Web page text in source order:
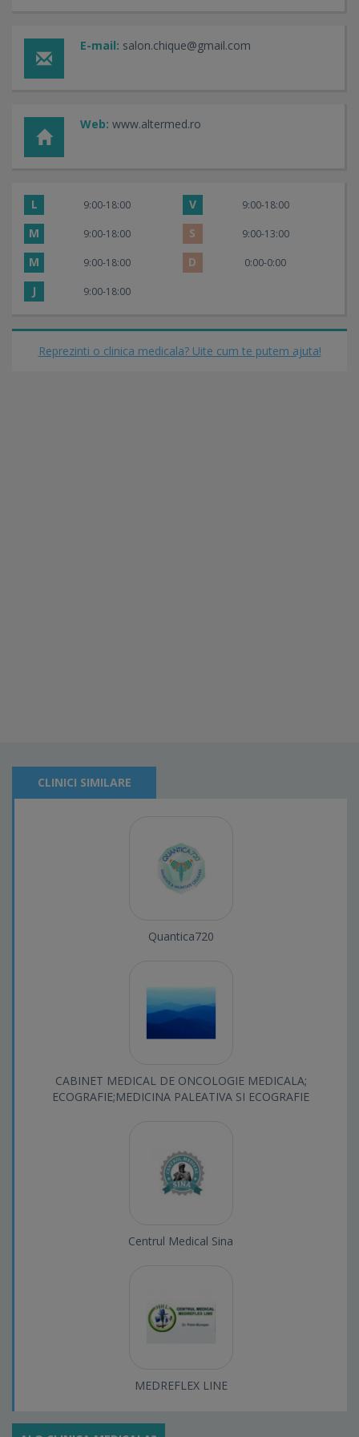
E-mail: salon.chique@gmail.com
Web: www.altermed.ro
L 9:00-18:00 V 9:00-18:00
M 9:00-18:00 S 9:00-13:00
M 9:00-18:00 D 0:00-0:00
J 9:00-18:00
Reprezinti o clinica medicala? Uite cum te putem ajuta!
CLINICI SIMILARE
Quantica720
CABINET MEDICAL DE ONCOLOGIE MEDICALA;
ECOGRAFIE;MEDICINA PALEATIVA SI ECOGRAFIE
Centrul Medical Sina
MEDREFLEX LINE